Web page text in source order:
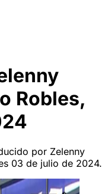
Robles,
por Zelenny
03 de julio de 2024.